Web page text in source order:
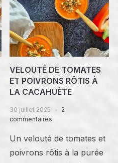
VELOUTÉ DE TOMATES
ET POIVRONS RÔTIS À
LA CACAHUÈTE
30 juillet 2025
2
commentaires
Un velouté de tomates et
poivrons rôtis à la purée